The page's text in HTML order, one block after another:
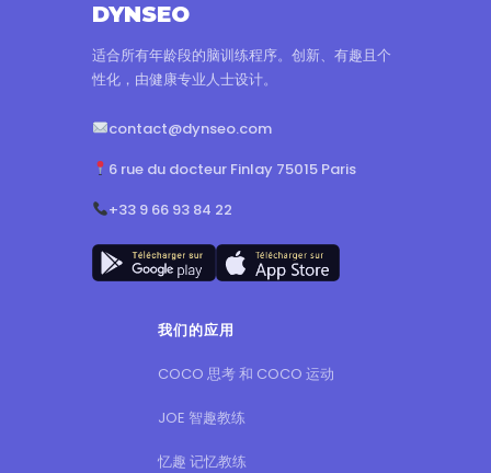
DYNSEO
适合所有年龄段的脑训练程序。创新、有趣且个
性化，由健康专业人士设计。
contact@dynseo.com
6 rue du docteur Finlay 75015 Paris
+33 9 66 93 84 22
我们的应用
COCO 思考 和 COCO 运动
JOE 智趣教练
忆趣 记忆教练